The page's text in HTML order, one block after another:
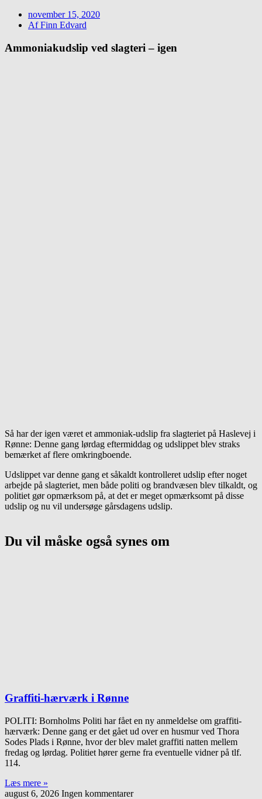
november 15, 2020
AfFinn Edvard
Ammoniakudslip ved slagteri – igen
Så har der igen været et ammoniak-udslip fra slagteriet på Haslevej i
Rønne: Denne gang lørdag eftermiddag og udslippet blev straks
bemærket af flere omkringboende.
Udslippet var denne gang et såkaldt kontrolleret udslip efter noget
arbejde på slagteriet, men både politi og brandvæsen blev tilkaldt, og
politiet gør opmærksom på, at det er meget opmærksomt på disse
udslip og nu vil undersøge gårsdagens udslip.
Du vil måske også synes om
Graffiti-hærværk i Rønne
POLITI: Bornholms Politi har fået en ny anmeldelse om graffiti-
hærværk: Denne gang er det gået ud over en husmur ved Thora
Sodes Plads i Rønne, hvor der blev malet graffiti natten mellem
fredag og lørdag. Politiet hører gerne fra eventuelle vidner på tlf.
114.
Læs mere »
august 6, 2026 Ingen kommentarer